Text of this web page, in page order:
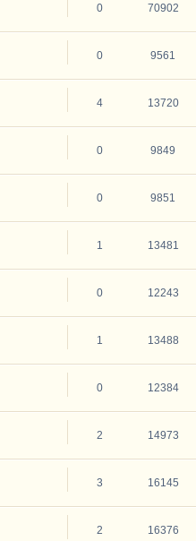
0 70902
0 9561
4 13720
0 9849
0 9851
1 13481
0 12243
1 13488
0 12384
2 14973
3 16145
2 16376